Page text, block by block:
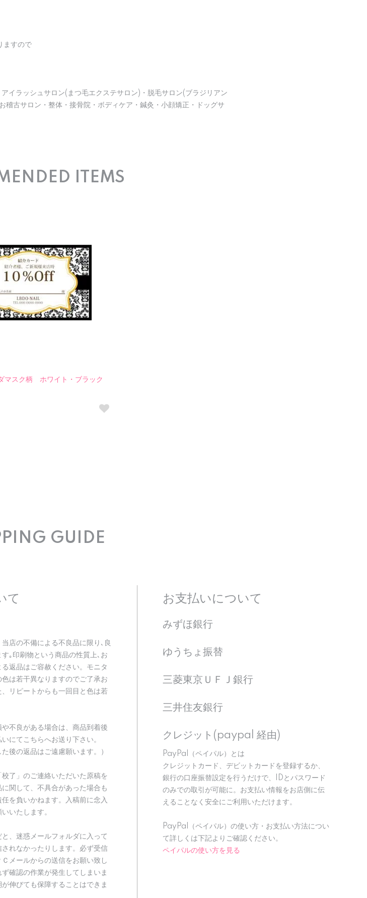
ますので
イラッシュサロン(まつ毛エクステサロン)・脱毛サロン(ブラジリアン
稽古サロン・整体・接骨院・ボディケア・鍼灸・小顔矯正・ドッグサ
ITEMS
マスク柄 ホワイト・ブラック
GUIDE
て
店の不備による不良品に限り､良
｡印刷物という商品の性質上､お
返品はご容赦ください。モニタ
は若干異なりますのでご了承お
、リピートからも一回目と色は若
不良がある場合は、商品到着後
にてこちらへお送り下さい。
た後の返品はご遠慮願います。）
校了」のご連絡いただいた原稿を
関して、不具合があった場合も
を負いかねます。入稿前に念入
いたします。
、迷惑メールフォルダに入って
されなかったりします。必ず受信
メールからの送信をお願い致し
確認の作業が発生してしまいま
伸びても保障することはできま
お支払いについて
みずほ銀行
ゆうちょ振替
三菱東京ＵＦＪ銀行
三井住友銀行
クレジット(paypal 経由)
PayPal（ペイパル）とは
クレジットカード、デビットカードを登録するか、
銀行の口座振替設定を行うだけで、IDとパスワード
のみでの取引が可能に。お支払い情報をお店側に伝
えることなく安全にご利用いただけます。
PayPal（ペイパル）の使い方・お支払い方法につい
て詳しくは下記よりご確認ください。
ペイパルの使い方を見る